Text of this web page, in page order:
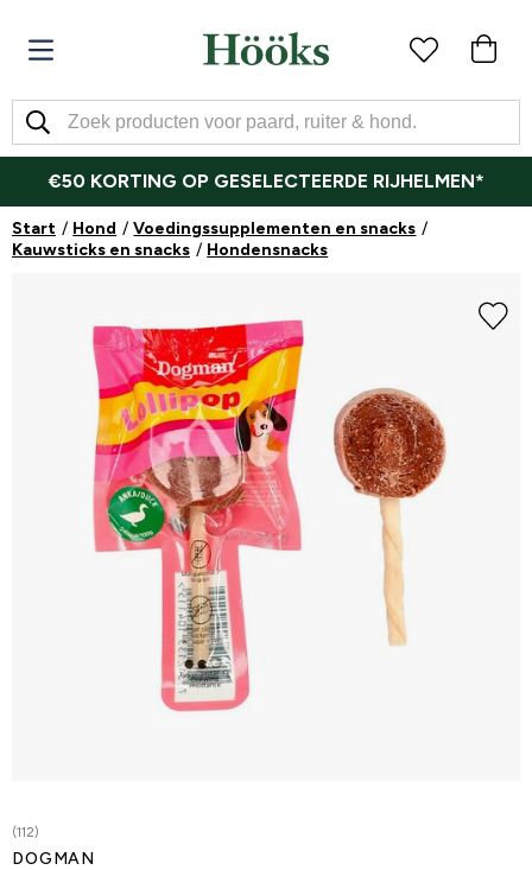
€50 KORTING OP GESELECTEERDE RIJHELMEN*
Start Hond
Voedingssupplementen en snacks
Kauwsticks en snacks
Hondensnacks
(112)
DOGMAN